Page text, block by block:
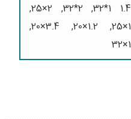
1.4 1*32, 2*32, 2×25,
1×25, 1.2×20, 3.4×20,
1×32